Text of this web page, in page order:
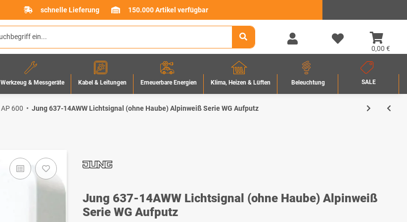
schnelle Lieferung 150.000 Artikel verfügbar
0,00 €
Werkzeug & Messgeräte Kabel & Leitungen Erneuerbare Energien Klima, Heizen & Lüften Beleuchtung SALE
AP 600 Jung 637-14AWW Lichtsignal (ohne Haube) Alpinweiß Serie WG Aufputz
Jung 637-14AWW Lichtsignal (ohne Haube) Alpinweiß
Serie WG Aufputz